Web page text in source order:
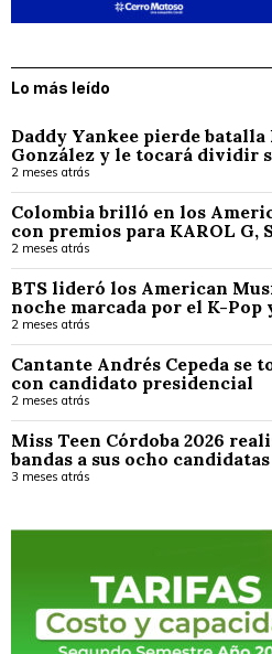
Lo más leído
Daddy Yankee pierde
González y le tocará dividir
2 meses atrás
Colombia brilló en los
con premios para KAROL G,
2 meses atrás
BTS lideró los American
noche marcada por el K-Pop
2 meses atrás
Cantante Andrés Cepeda se
con candidato presidencial
2 meses atrás
Miss Teen Córdoba 2026
bandas a sus ocho candidatas
3 meses atrás